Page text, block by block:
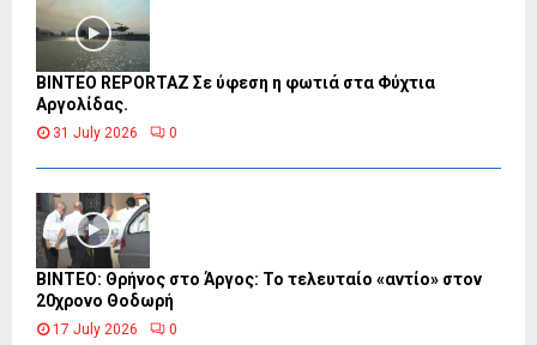
BINTEO REPORTAZ Σε ύφεση η φωτιά στα Φύχτια
Αργολίδας.
31 July 2026 0
ΒΙΝΤΕΟ: Θρήνος στο Άργος: Το τελευταίο «αντίο» στον
20χρονο Θοδωρή
17 July 2026 0